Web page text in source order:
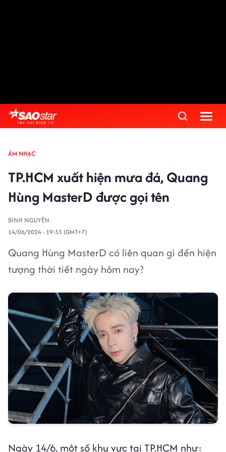
ÂM NHẠC
TP.HCM xuất hiện mưa đá, Quang
Hùng MasterD được gọi tên
BÌNH NGUYÊN
14/06/2024 - 19:33 (GMT+7)
Quang Hùng MasterD có liên quan gì đến hiện
tượng thời tiết ngày hôm nay?
Ngày 14/6, một số khu vực tại TP.HCM như: